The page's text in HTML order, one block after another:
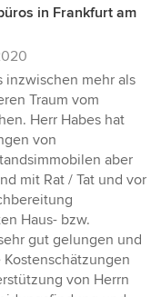
in Frankfurt am
inzwischen mehr als
Traum vom
Herr Habes hat
von
aber
mit Rat / Tat und vor
Haus- bzw.
gut gelungen und
von Herrn